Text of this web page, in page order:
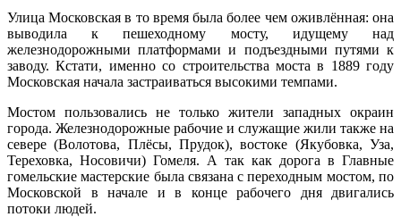
Улица Московская в то время была более чем ожив­лённая: она
выводила к пешеходному мосту, идущему над
железнодорожными платформами и подъездны­ми путями к
заводу. Кстати, именно со строительства моста в 1889 году
Московская начала застраиваться высокими темпами.
Мостом пользовались не только жители западных окраин
города. Железнодорожные рабочие и служа­щие жили также на
севере (Волотова, Плёсы, Прудок), востоке (Якубовка, Уза,
Тереховка, Носовичи) Гомеля. А так как дорога в Главные
гомельские мастерские бы­ла связана с переходным мостом, по
Московской в на­чале и в конце рабочего дня двигались
потоки людей.